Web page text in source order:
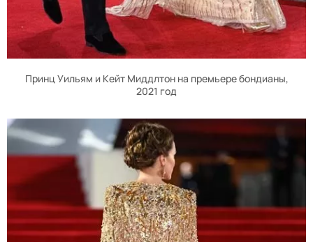
Принц Уильям и Кейт Миддлтон на премьере бондианы,
2021 год